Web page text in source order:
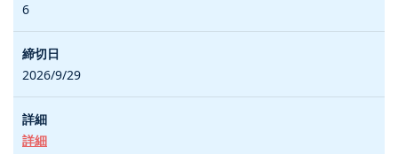
6
2026/9/29
詳細